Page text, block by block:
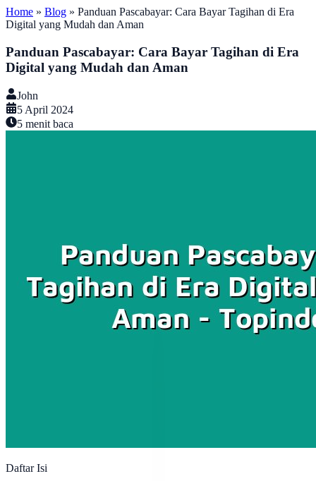
Home » Blog » Panduan Pascabayar: Cara Bayar Tagihan di Era
Digital yang Mudah dan Aman
Panduan Pascabayar: Cara Bayar Tagihan di Era
Digital yang Mudah dan Aman
John
5 April 2024
5 menit baca
Daftar Isi